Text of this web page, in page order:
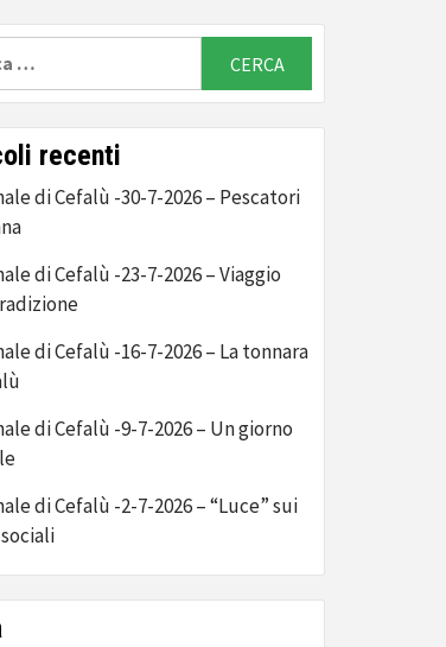
recenti
di Cefalù -30-7-2026 – Pescatori
di Cefalù -23-7-2026 – Viaggio
di Cefalù -16-7-2026 – La tonnara
di Cefalù -9-7-2026 – Un giorno
di Cefalù -2-7-2026 – “Luce” sui